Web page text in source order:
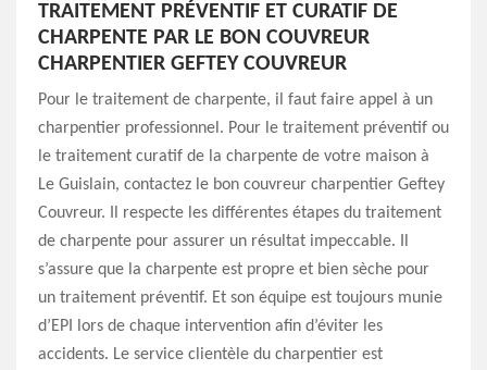
TRAITEMENT PRÉVENTIF ET CURATIF DE
CHARPENTE PAR LE BON COUVREUR
CHARPENTIER GEFTEY COUVREUR
Pour le traitement de charpente, il faut faire appel à un
charpentier professionnel. Pour le traitement préventif ou
le traitement curatif de la charpente de votre maison à
Le Guislain, contactez le bon couvreur charpentier Geftey
Couvreur. Il respecte les différentes étapes du traitement
de charpente pour assurer un résultat impeccable. Il
s’assure que la charpente est propre et bien sèche pour
un traitement préventif. Et son équipe est toujours munie
d’EPI lors de chaque intervention afin d’éviter les
accidents. Le service clientèle du charpentier est